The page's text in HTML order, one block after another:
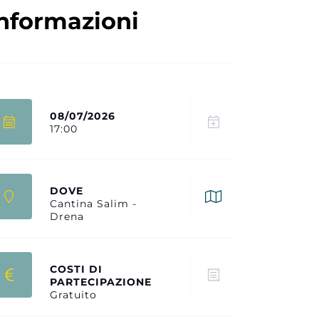
08/07/2026
17:00
DOVE
Cantina Salim -
Drena
COSTI DI
PARTECIPAZIONE
Gratuito